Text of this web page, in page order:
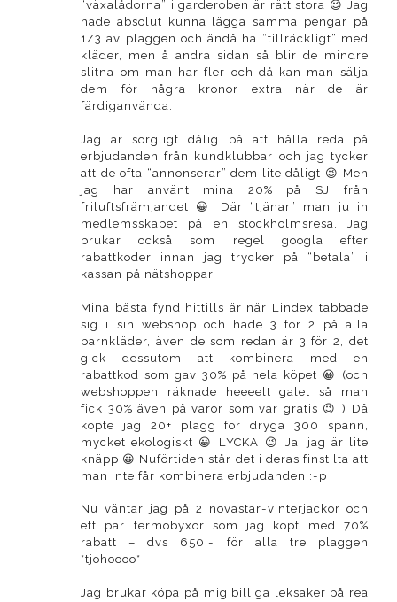
“växalådorna” i garderoben är rätt stora 😉 Jag
hade absolut kunna lägga samma pengar på
1/3 av plaggen och ändå ha “tillräckligt” med
kläder, men å andra sidan så blir de mindre
slitna om man har fler och då kan man sälja
dem för några kronor extra när de är
färdiganvända.
Jag är sorgligt dålig på att hålla reda på
erbjudanden från kundklubbar och jag tycker
att de ofta “annonserar” dem lite dåligt 😉 Men
jag har använt mina 20% på SJ från
friluftsfrämjandet 😀 Där “tjänar” man ju in
medlemsskapet på en stockholmsresa. Jag
brukar också som regel googla efter
rabattkoder innan jag trycker på “betala” i
kassan på nätshoppar.
Mina bästa fynd hittills är när Lindex tabbade
sig i sin webshop och hade 3 för 2 på alla
barnkläder, även de som redan är 3 för 2, det
gick dessutom att kombinera med en
rabattkod som gav 30% på hela köpet 😀 (och
webshoppen räknade heeeelt galet så man
fick 30% även på varor som var gratis 😉 ) Då
köpte jag 20+ plagg för dryga 300 spänn,
mycket ekologiskt 😀 LYCKA 😉 Ja, jag är lite
knäpp 😀 Nuförtiden står det i deras finstilta att
man inte får kombinera erbjudanden :-p
Nu väntar jag på 2 novastar-vinterjackor och
ett par termobyxor som jag köpt med 70%
rabatt – dvs 650:- för alla tre plaggen
*tjohoooo*
Jag brukar köpa på mig billiga leksaker på rea